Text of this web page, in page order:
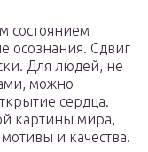
состоянием
осознания. Сдвиг
Для людей, не
можно
сердца.
картины мира,
и качества.